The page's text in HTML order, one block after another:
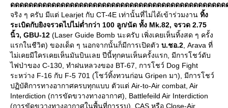
ดดดดดดดดดดดดดดดดดดดดดดดดดดดดดดดดดดดดดดดดดดดดดด
จริง ๆ ครับ มีแต่ Learjet กับ CT-4E เท่านั้นที่ไม่ได้เข้าร่วมงาน ทิ้ง
ระเบิดกับยิงจรวดไปไม่ต่ำกว่า 100 ลูก/นัด ทั้ง Mk.82, จรวด 2.75
นิ้ว, GBU-12 (Laser Guide Bomb นะครับ เพิ่งเคยเห็นทิ้งสด ๆ ครั้ง
รกในชีวิต) ของเด็ด ๆ นอกจากนั้นก็มีการเปิดตัว บ.ชอ.2 , Arava ที่
ไม่เคยมีใครเคยเห็นมันบินเลย ปีนี้ทุกคนเห็นครั้งแรก, มีการโชว์ดับ
ไฟป่าของ C-130, ทำฝนหลวงของ BT-67, การโชว์ Dog Fight
ระหว่าง F-16 กับ F-5 701 (โชว์ทิ้งทวนก่อน Gripen มา), มีการโชว์
ปฏิบัติการทางอากาศครบทุกแบบ ตัวแต่ Air-to-Air combat, Air
Interdiction (การขัดขวางทางอากาศ), Battlefeild Air Interdiction
(การขัดขวางทางอากาศในพื้นที่การรบ), CAS หรือ Close-Air